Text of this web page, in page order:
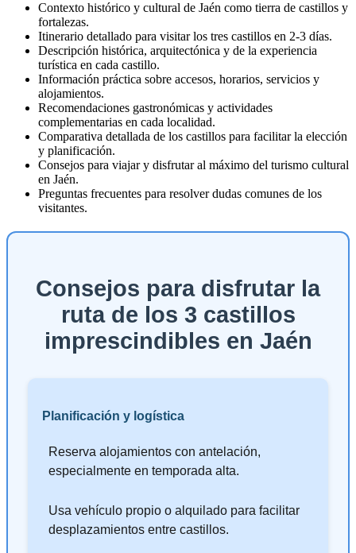
Contexto histórico y cultural de Jaén como tierra de castillos y
fortalezas.
Itinerario detallado para visitar los tres castillos en 2-3 días.
Descripción histórica, arquitectónica y de la experiencia
turística en cada castillo.
Información práctica sobre accesos, horarios, servicios y
alojamientos.
Recomendaciones gastronómicas y actividades
complementarias en cada localidad.
Comparativa detallada de los castillos para facilitar la elección
y planificación.
Consejos para viajar y disfrutar al máximo del turismo cultural
en Jaén.
Preguntas frecuentes para resolver dudas comunes de los
visitantes.
Consejos para disfrutar la
ruta de los 3 castillos
imprescindibles en Jaén
Planificación y logística
Reserva alojamientos con antelación,
especialmente en temporada alta.
Usa vehículo propio o alquilado para facilitar
desplazamientos entre castillos.